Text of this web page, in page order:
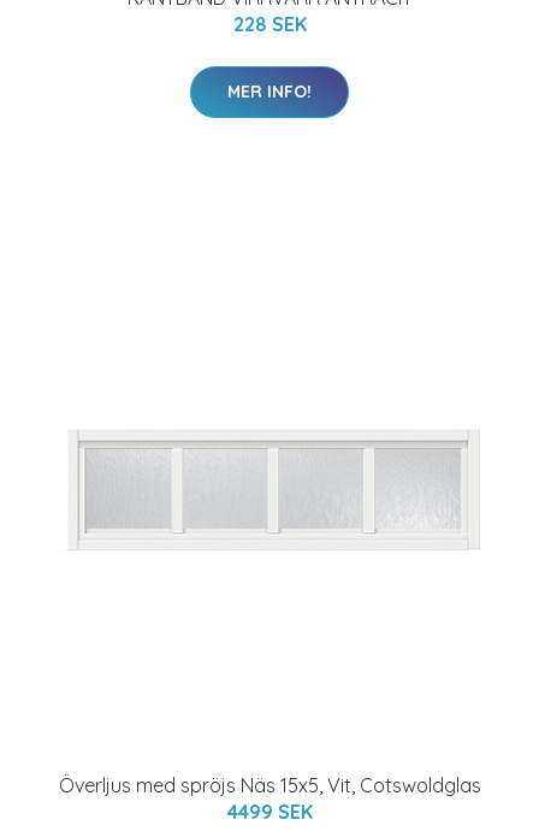
228 SEK
MER INFO!
Överljus med spröjs Näs 15x5, Vit, Cotswoldglas
4499 SEK